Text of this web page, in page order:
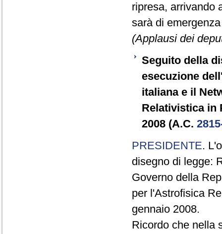
ripresa, arrivando
sarà di
(Applausi dei
Seguito della
esecuzione
italiana e il
Relativistica in
2008 (A.C.
PRESIDENTE.
disegno di legge:
Governo della
per l'Astrofisica
gennaio 2008.
Ricordo che nella